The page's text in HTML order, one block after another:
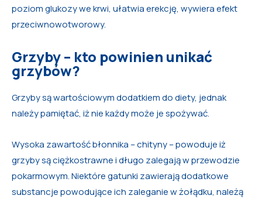
poziom glukozy we krwi, ułatwia erekcję, wywiera efekt
przeciwnowotworowy.
Grzyby – kto powinien unikać
grzybów?
Grzyby są wartościowym dodatkiem do diety, jednak
należy pamiętać, iż nie każdy może je spożywać.
Wysoka zawartość błonnika – chityny – powoduje iż
grzyby są ciężkostrawne i długo zalegają w przewodzie
pokarmowym. Niektóre gatunki zawierają dodatkowe
substancje powodujące ich zaleganie w żołądku, należą